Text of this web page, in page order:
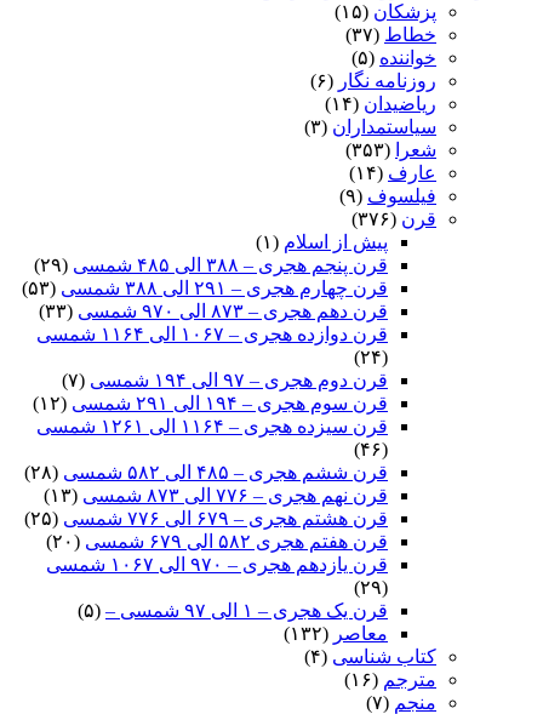
پزشکان (۱۵)
خطاط (۳۷)
خواننده (۵)
روزنامه نگار (۶)
ریاضیدان (۱۴)
سیاستمداران (۳)
شعرا
(۳۵۳)
عارف (۱۴)
فیلسوف (۹)
قرن (۳۷۶)
پیش از اسلام (۱)
قرن پنجم هجری – ۳۸۸ الی ۴۸۵ شمسی
(۲۹)
قرن چهارم هجری – ۲۹۱ الی ۳۸۸ شمسی
(۵۳)
قرن دهم هجری – ۸۷۳ الی ۹۷۰ شمسی
(۳۳)
قرن دوازده هجری – ۱۰۶۷ الی ۱۱۶۴ شمسی
(۲۴)
قرن دوم هجری – ۹۷ الی ۱۹۴ شمسی
(۷)
قرن سوم هجری – ۱۹۴ الی ۲۹۱ شمسی
(۱۲)
قرن سیزده هجری – ۱۱۶۴ الی ۱۲۶۱ شمسی
(۴۶)
قرن ششم هجری – ۴۸۵ الی ۵۸۲ شمسی
(۲۸)
قرن نهم هجری – ۷۷۶ الی ۸۷۳ شمسی
(۱۳)
قرن هشتم هجری – ۶۷۹ الی ۷۷۶ شمسی
(۲۵)
قرن هفتم هجری ۵۸۲ الی ۶۷۹ شمسی
(۲۰)
قرن یازدهم هجری – ۹۷۰ الی ۱۰۶۷ شمسی
(۲۹)
قرن یک هجری – ۱ الی ۹۷ شمسی –
(۵)
معاصر (۱۳۲)
کتاب شناسی (۴)
مترجم (۱۶)
منجم (۷)